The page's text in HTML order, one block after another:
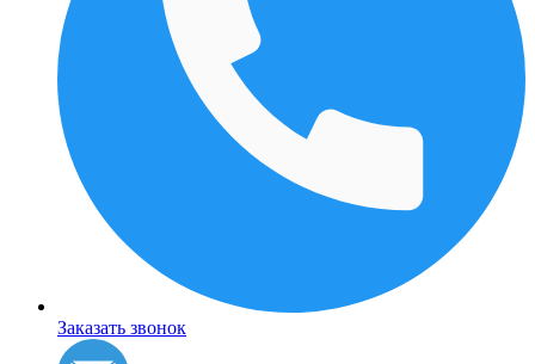
Заказать звонок